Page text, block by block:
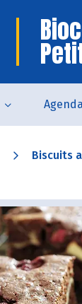
Agenda
Biscuits